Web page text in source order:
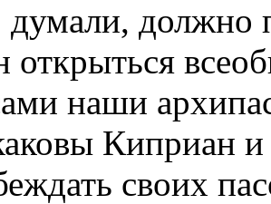
должно
открыться
наши
Киприан
своих